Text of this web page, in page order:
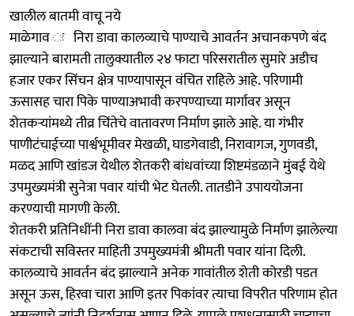
खालील बातमी वाचू नये
माळेगाव ः निरा डावा कालव्याचे पाण्याचे आवर्तन अचानकपणे बंद
झाल्याने बारामती तालुक्यातील २४ फाटा परिसरातील सुमारे अडीच
हजार एकर सिंचन क्षेत्र पाण्यापासून वंचित राहिले आहे. परिणामी
ऊसासह चारा पिके पाण्याअभावी करपण्याच्या मार्गावर असून
शेतकऱ्यांमध्ये तीव्र चिंतेचे वातावरण निर्माण झाले आहे. या गंभीर
पाणीटंचाईच्या पार्श्वभूमीवर मेखळी, घाडगेवाडी, निरावागज, गुणवडी,
मळद आणि खांडज येथील शेतकरी बांधवांच्या शिष्टमंडळाने मुंबई येथे
उपमुख्यमंत्री सुनेत्रा पवार यांची भेट घेतली. तातडीने उपाययोजना
करण्याची मागणी केली.
शेतकरी प्रतिनिधींनी निरा डावा कालवा बंद झाल्यामुळे निर्माण झालेल्या
संकटाची सविस्तर माहिती उपमुख्यमंत्री श्रीमती पवार यांना दिली.
कालव्याचे आवर्तन बंद झाल्याने अनेक गावांतील शेती कोरडी पडत
असून ऊस, हिरवा चारा आणि इतर पिकांवर त्याचा विपरीत परिणाम होत